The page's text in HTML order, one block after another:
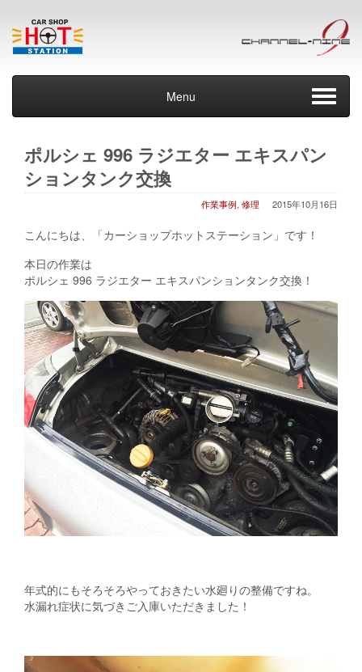
Menu
ポルシェ 996 ラジエター エキスパン
ションタンク交換
2015年10月16日
作業事例, 修理
こんにちは、「カーショップホットステーション」です！
本日の作業は
ポルシェ 996 ラジエター エキスパンションタンク交換！
年式的にもそろそろやっておきたい水廻りの整備ですね。
水漏れ症状に気づきご入庫いただきました！